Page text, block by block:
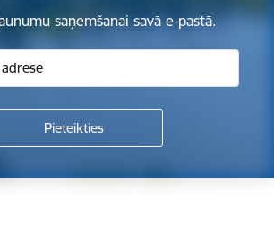
saņemšanai savā e-pastā.